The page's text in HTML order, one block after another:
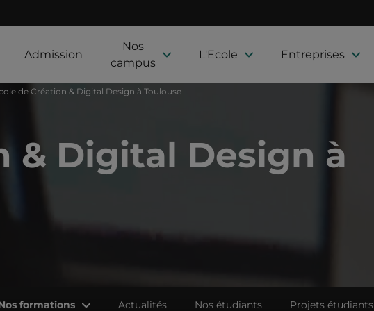
Admission
Nos
campus
L'Ecole Entreprises
de Création & Digital Design à Toulouse
& Digital Design à
formations Actualités Nos étudiants Projets étudiants